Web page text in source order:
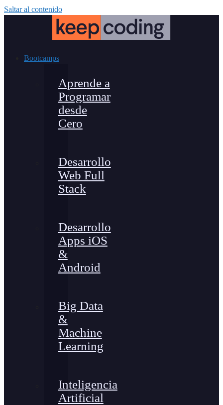
Saltar al contenido
Bootcamps
Aprende a
Programar
desde
Cero
Desarrollo
Web Full
Stack
Desarrollo
Apps iOS
&
Android
Big Data
&
Machine
Learning
Inteligencia
Artificial